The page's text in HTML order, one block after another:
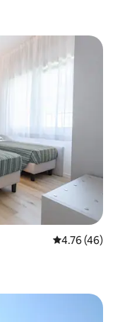
Calificación
4.76 (46)